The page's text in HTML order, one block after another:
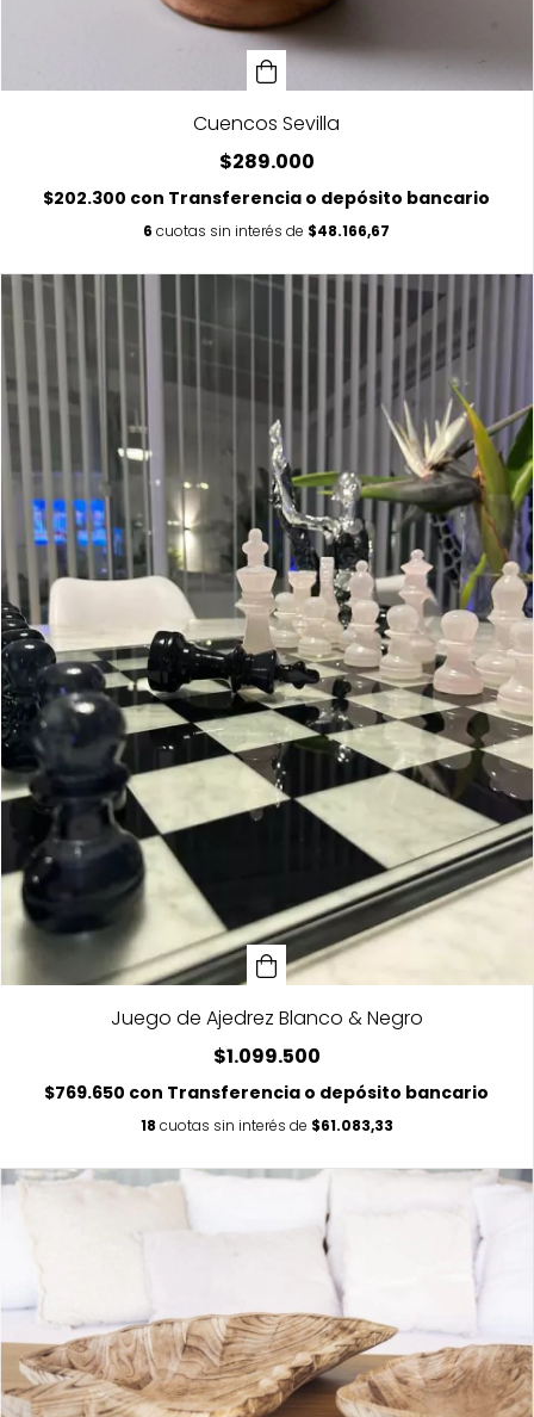
Cuencos Sevilla
$289.000
$202.300 con Transferencia o depósito bancario
6 cuotas sin interés de $48.166,67
Juego de Ajedrez Blanco & Negro
$1.099.500
$769.650 con Transferencia o depósito bancario
18 cuotas sin interés de $61.083,33